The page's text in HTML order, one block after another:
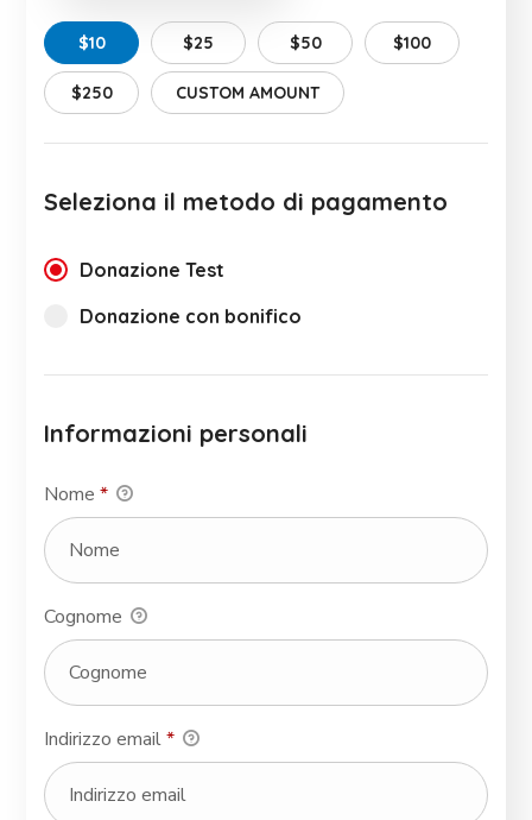
$10 $25 $50 $100
$250 CUSTOM AMOUNT
Seleziona il metodo di pagamento
Donazione Test
Donazione con bonifico
Informazioni personali
Nome*
Cognome
Indirizzo email*